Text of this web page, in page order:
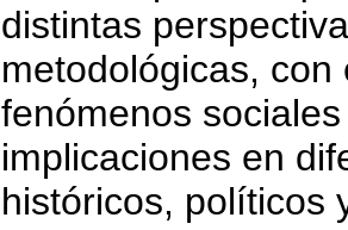
distintas
metodológicas,
fenómenos
implicaciones en
históricos, políticos